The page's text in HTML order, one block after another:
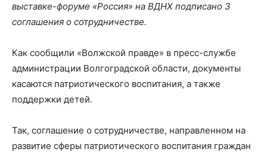
выставке-форуме «Россия» на ВДНХ подписано 3
соглашения о сотрудничестве.
Как сообщили «Волжской правде» в пресс-службе
администрации Волгоградской области, документы
касаются патриотического воспитания, а также
поддержки детей.
Так, соглашение о сотрудничестве, направленном на
развитие сферы патриотического воспитания граждан